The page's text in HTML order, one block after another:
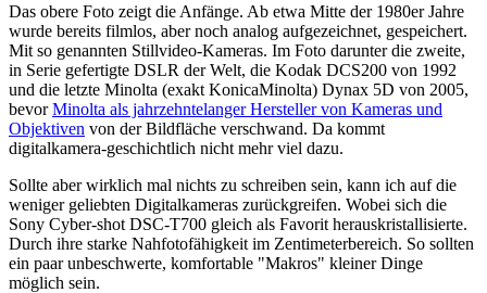
Das obere Foto zeigt die Anfänge. Ab etwa Mitte der 1980er Jahre
wurde bereits filmlos, aber noch analog aufgezeichnet, gespeichert.
Mit so genannten Stillvideo-Kameras. Im Foto darunter die zweite,
in Serie gefertigte DSLR der Welt, die Kodak DCS200 von 1992
und die letzte Minolta (exakt KonicaMinolta) Dynax 5D von 2005,
bevorMinolta als jahrzehntelanger Hersteller von Kameras und
Objektiven von der Bildfläche verschwand. Da kommt
digitalkamera-geschichtlich nicht mehr viel dazu.
Sollte aber wirklich mal nichts zu schreiben sein, kann ich auf die
weniger geliebten Digitalkameras zurückgreifen. Wobei sich die
Sony Cyber-shot DSC-T700 gleich als Favorit herauskristallisierte.
Durch ihre starke Nahfotofähigkeit im Zentimeterbereich. So sollten
ein paar unbeschwerte, komfortable "Makros" kleiner Dinge
möglich sein.